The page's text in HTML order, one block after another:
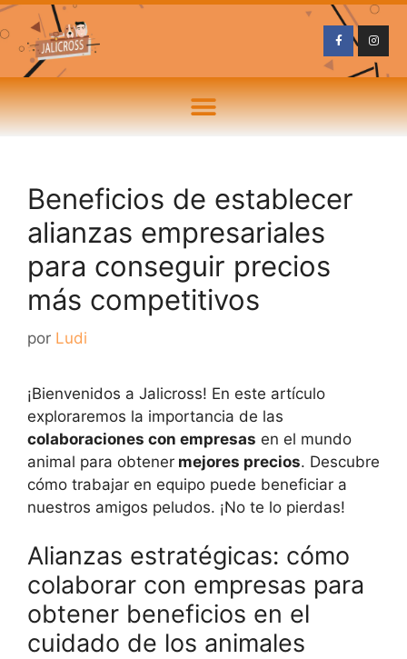
Beneficios de establecer
alianzas empresariales
para conseguir precios
más competitivos
por Ludi
¡Bienvenidos a Jalicross! En este artículo
exploraremos la importancia de las
colaboraciones con empresas en el mundo
animal para obtener mejores precios. Descubre
cómo trabajar en equipo puede beneficiar a
nuestros amigos peludos. ¡No te lo pierdas!
Alianzas estratégicas: cómo
colaborar con empresas para
obtener beneficios en el
cuidado de los animales